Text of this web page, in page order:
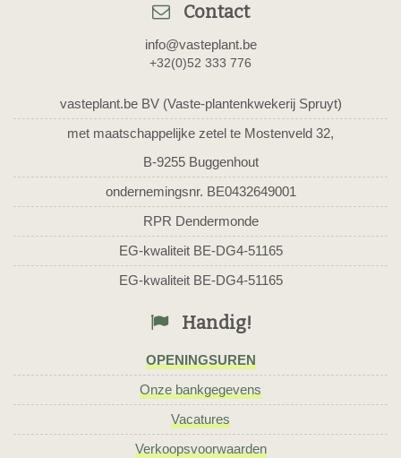
Contact
info@vasteplant.be
+32(0)52 333 776
vasteplant.be BV (Vaste-plantenkwekerij Spruyt)
met maatschappelijke zetel te Mostenveld 32,
B-9255 Buggenhout
ondernemingsnr. BE0432649001
RPR Dendermonde
EG-kwaliteit BE-DG4-51165
EG-kwaliteit BE-DG4-51165
Handig!
OPENINGSUREN
Onze bankgegevens
Vacatures
Verkoopsvoorwaarden